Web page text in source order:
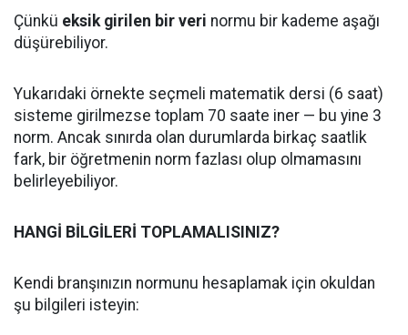
Çünkü eksik girilen bir veri normu bir kademe aşağı
düşürebiliyor.
Yukarıdaki örnekte seçmeli matematik dersi (6 saat)
sisteme girilmezse toplam 70 saate iner — bu yine 3
norm. Ancak sınırda olan durumlarda birkaç saatlik
fark, bir öğretmenin norm fazlası olup olmamasını
belirleyebiliyor.
HANGİ BİLGİLERİ TOPLAMALISINIZ?
Kendi branşınızın normunu hesaplamak için okuldan
şu bilgileri isteyin: